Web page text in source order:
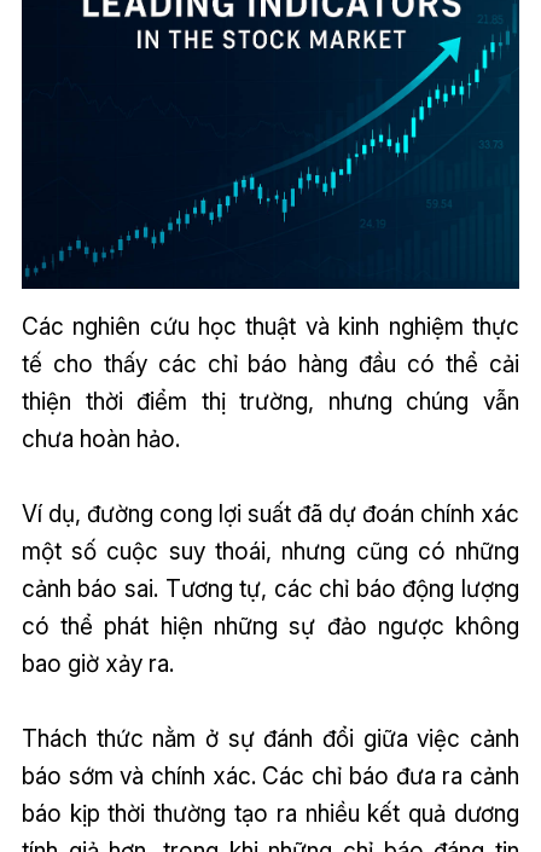
Các nghiên cứu học thuật và kinh nghiệm thực
tế cho thấy các chỉ báo hàng đầu có thể cải
thiện thời điểm thị trường, nhưng chúng vẫn
chưa hoàn hảo.
Ví dụ, đường cong lợi suất đã dự đoán chính xác
một số cuộc suy thoái, nhưng cũng có những
cảnh báo sai. Tương tự, các chỉ báo động lượng
có thể phát hiện những sự đảo ngược không
bao giờ xảy ra.
Thách thức nằm ở sự đánh đổi giữa việc cảnh
báo sớm và chính xác. Các chỉ báo đưa ra cảnh
báo kịp thời thường tạo ra nhiều kết quả dương